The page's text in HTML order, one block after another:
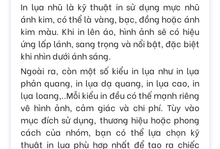
In lụa nhũ là kỹ thuật in sử dụng mực nhũ
ánh kim, có thể là vàng, bạc, đồng hoặc ánh
kim màu. Khi in lên áo, hình ảnh sẽ có hiệu
ứng lấp lánh, sang trọng và nổi bật, đặc biệt
khi nhìn dưới ánh sáng.
Ngoài ra, còn một số kiểu in lụa như in lụa
phản quang, in lụa dạ quang, in lụa cao, in
lụa loang,..Mỗi kiểu in đều có thế mạnh riêng
vê hình ảnh, cảm giác và chi phí. Tùy vào
mục đích sử dụng, thương hiệu hoặc phong
cách của nhóm, bạn có thể lựa chọn kỹ
thuật in lụa phù hợp nhất để tạo ra chiếc